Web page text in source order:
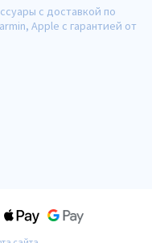
с доставкой по
Apple с гарантией от